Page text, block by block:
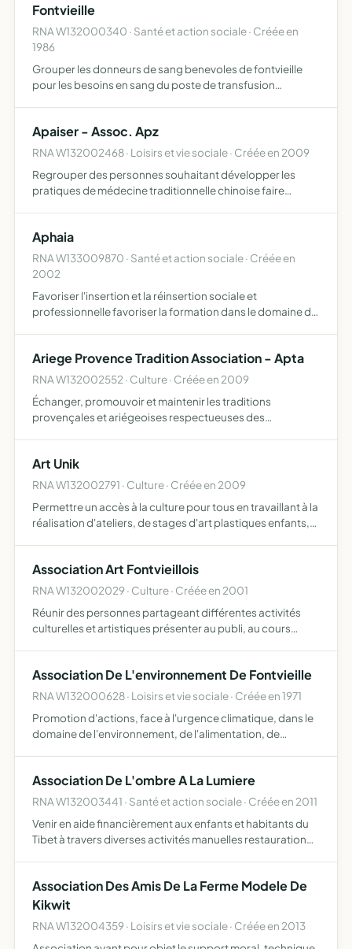
Fontvieille
RNA W132000340 · Santé et action sociale · Créée en
1986
Grouper les donneurs de sang benevoles de fontvieille
pour les besoins en sang du poste de transfusion
Apaiser - Assoc. Apz
RNA W132002468 · Loisirs et vie sociale · Créée en 2009
Regrouper des personnes souhaitant développer les
pratiques de médecine traditionnelle chinoise faire
psychism…
Aphaia
RNA W133009870 · Santé et action sociale · Créée en
2002
Favoriser l'insertion et la réinsertion sociale et
professionnelle favoriser la formation dans le domaine de
…
Ariege Provence Tradition Association - Apta
RNA W132002552 · Culture · Créée en 2009
Échanger, promouvoir et maintenir les traditions
provençales et ariégeoises respectueuses des
Art Unik
RNA W132002791 · Culture · Créée en 2009
Permettre un accès à la culture pour tous en travaillant à la
réalisation d'ateliers, de stages d'art plastiques enfants,
Association Art Fontvieillois
RNA W132002029 · Culture · Créée en 2001
Réunir des personnes partageant différentes activités
culturelles et artistiques présenter au publi, au cours
manifestation…
Association De L'environnement De Fontvieille
RNA W132000628 · Loisirs et vie sociale · Créée en 1971
Promotion d'actions, face à l'urgence climatique, dans le
domaine de l'environnement, de l'alimentation, de
Association De L'ombre A La Lumiere
RNA W132003441 · Santé et action sociale · Créée en 2011
Venir en aide financièrement aux enfants et habitants du
Tibet à travers diverses activités manuelles restauration
Association Des Amis De La Ferme Modele De
Kikwit
RNA W132004359 · Loisirs et vie sociale · Créée en 2013